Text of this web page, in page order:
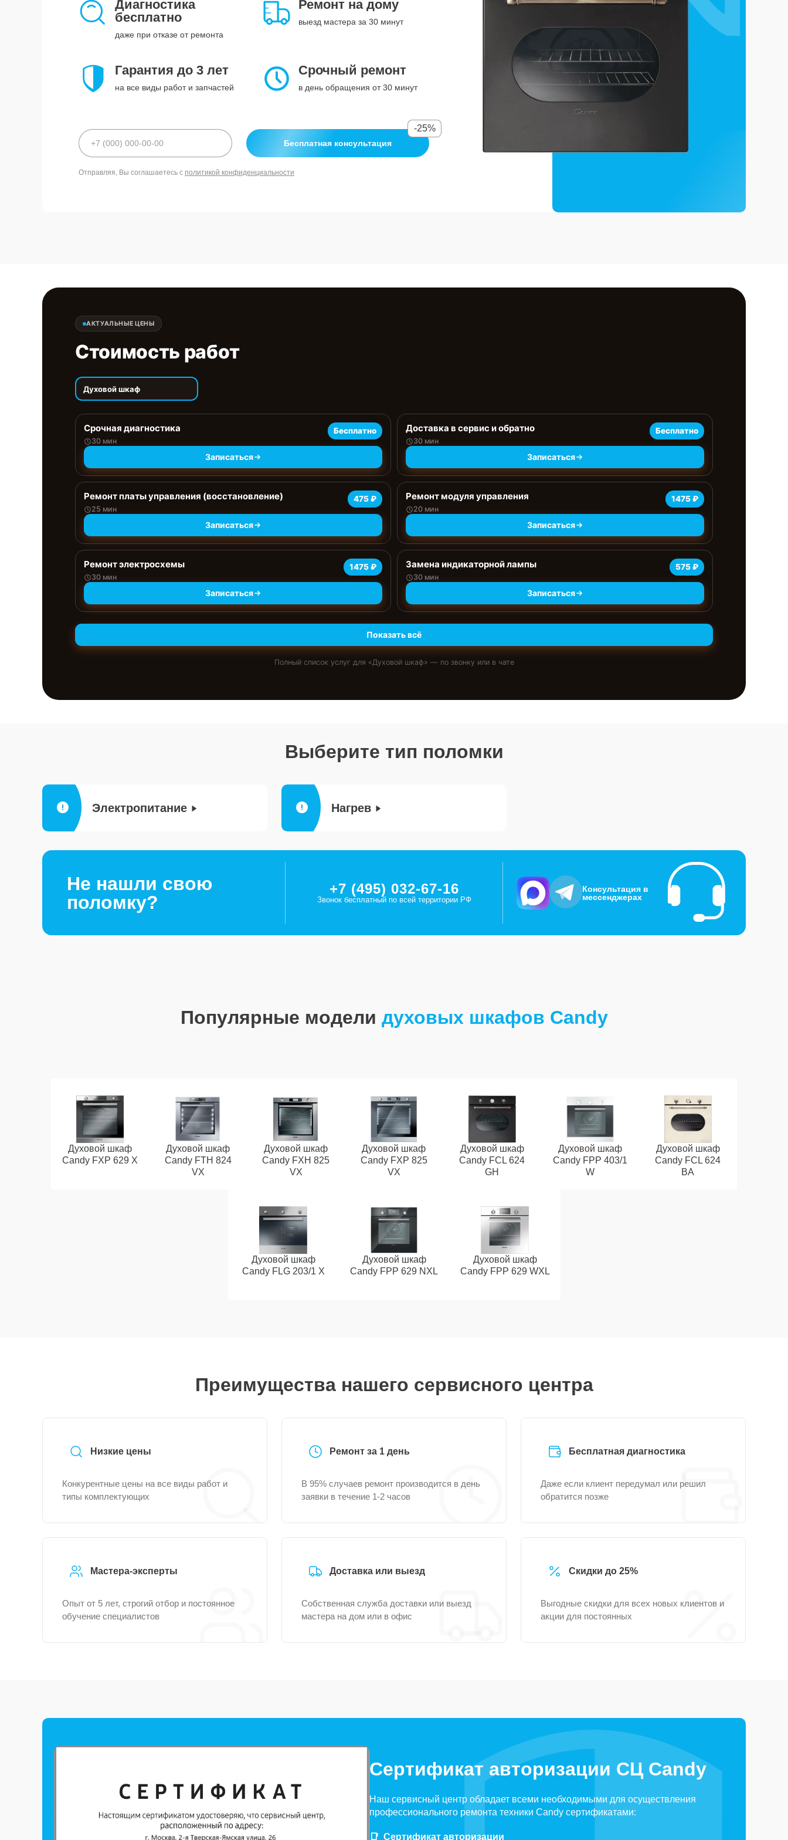
Диагностика
бесплатно
даже при отказе от ремонта
Ремонт на дому
выезд мастера за 30 минут
Гарантия до 3 лет
на все виды работ и запчастей
Срочный ремонт
в день обращения от 30 минут
Бесплатная консультация
-25%
Отправляя, Вы соглашаетесь с политикой конфиденциальности
АКТУАЛЬНЫЕ ЦЕНЫ
Стоимость работ
Духовой шкаф
Срочная диагностика
30 мин
Бесплатно
Записаться
Доставка в сервис и обратно
30 мин
Бесплатно
Записаться
Ремонт платы управления (восстановление)
25 мин
475 ₽
Записаться
Ремонт модуля управления
20 мин
1475 ₽
Записаться
Ремонт электросхемы
30 мин
1475 ₽
Записаться
Замена индикаторной лампы
30 мин
575 ₽
Записаться
Показать всё
Полный список услуг для «Духовой шкаф» — по звонку или в чате
Выберите тип поломки
Электропитание Нагрев
Не нашли свою
поломку?
+7 (495) 032-67-16
Звонок бесплатный по всей территории РФ
Консультация в
мессенджерах
Популярные модели духовых шкафов Candy
Духовой шкаф
Candy FXP 629 X
Духовой шкаф
Candy FTH 824
VX
Духовой шкаф
Candy FXH 825
VX
Духовой шкаф
Candy FXP 825
VX
Духовой шкаф
Candy FCL 624
GH
Духовой шкаф
Candy FPP 403/1
W
Духовой шкаф
Candy FCL 624
BA
Духовой шкаф
Candy FLG 203/1 X
Духовой шкаф
Candy FPP 629 NXL
Духовой шкаф
Candy FPP 629 WXL
Преимущества нашего сервисного центра
Низкие цены
Конкурентные цены на все виды работ и
типы комплектующих
Ремонт за 1 день
В 95% случаев ремонт производится в день
заявки в течение 1-2 часов
Бесплатная диагностика
Даже если клиент передумал или решил
обратится позже
Мастера-эксперты
Опыт от 5 лет, строгий отбор и постоянное
обучение специалистов
Доставка или выезд
Собственная служба доставки или выезд
мастера на дом или в офис
Скидки до 25%
Выгодные скидки для всех новых клиентов и
акции для постоянных
Сертификат авторизации СЦ Candy
Наш сервисный центр обладает всеми необходимыми для осуществления
профессионального ремонта техники Candy сертификатами:
Сертификат авторизации